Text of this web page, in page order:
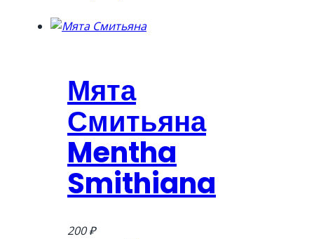
Мята
Смитьяна
Mentha
Smithiana
200₽